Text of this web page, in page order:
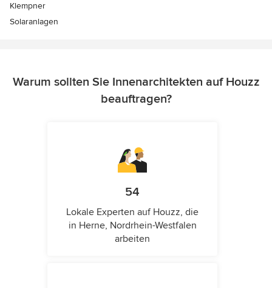
Klempner
Solaranlagen
Warum sollten Sie Innenarchitekten auf Houzz
beauftragen?
54
Lokale Experten auf Houzz, die
in Herne, Nordrhein-Westfalen
arbeiten